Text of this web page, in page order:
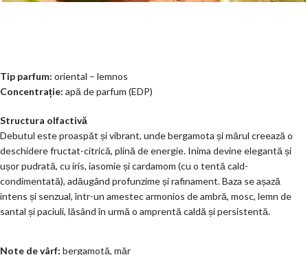
Tip parfum: oriental – lemnos
Concentrație: apă de parfum (EDP)
Structura olfactivă
Debutul este proaspăt și vibrant, unde bergamota și mărul creează o
deschidere fructat-citrică, plină de energie. Inima devine elegantă și
ușor pudrată, cu iris, iasomie și cardamom (cu o tentă cald-
condimentată), adăugând profunzime și rafinament. Baza se așază
intens și senzual, într-un amestec armonios de ambră, mosc, lemn de
santal și paciuli, lăsând în urmă o amprentă caldă și persistentă.
Note de vârf: bergamotă, măr